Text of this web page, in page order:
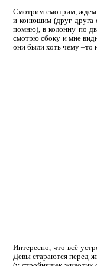
Смотрим-смотрим,
и конюшим (друг друга
помню), в колонну по
смотрю сбоку и мне
они были хоть чему –то
Интересно, что всё
Девы стараются перед